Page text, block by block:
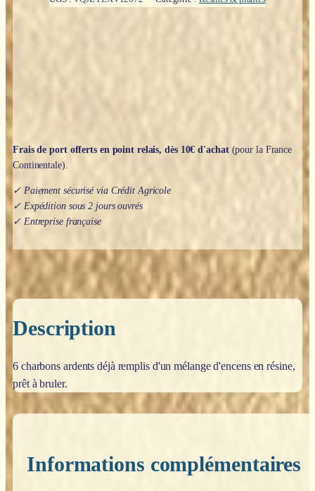
(Contre
Goloka
Frais de port offerts en point relais, dès 10€ d'achat(pour la France
Continentale).
✓ Paiement sécurisé via Crédit Agricole
✓ Expédition sous 2 jours ouvrés
✓ Entreprise française
Description
6 charbons ardents déjà remplis d'un mélange d'encens en résine,
prêt à bruler.
Informations complémentaires